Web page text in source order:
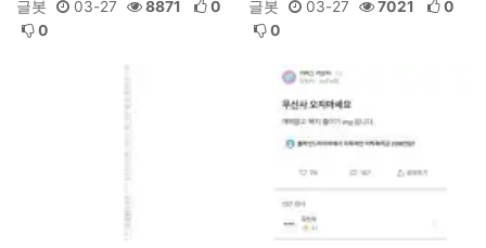
글봇 03-27 8871
0
0
글봇 03-27 7021
0
0